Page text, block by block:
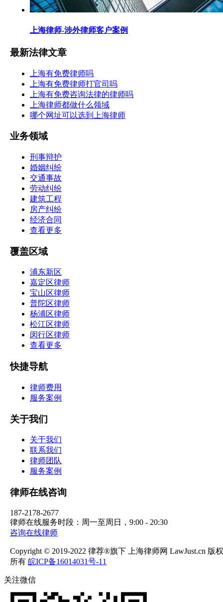
上海律师-涉外律师客户案例
最新法律文章
上海有免费律师吗
上海有免费律师打官司吗
上海有免费咨询法律的律师吗
上海律师都做什么领域
哪个网址可以选到上海律师
业务领域
刑事辩护
婚姻纠纷
交通事故
劳动纠纷
建筑工程
房产纠纷
经济合同
查看更多
覆盖区域
浦东新区
嘉定区律师
宝山区律师
普陀区律师
杨浦区律师
松江区律师
闵行区律师
查看更多
快捷导航
律师费用
服务案例
关于我们
关于我们
联系我们
律师团队
服务案例
律师在线咨询
187-2178-2677
律师在线服务时段：周一至周日，9:00 - 20:30
咨询在线律师
Copyright © 2019-2022 律荐®旗下 上海律师网 LawJust.cn 版权
所有 皖ICP备16014031号-11
关注微信